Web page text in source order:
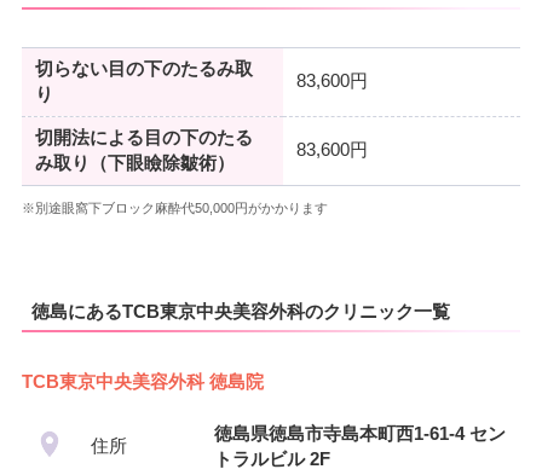
切らない目の下のたるみ取
り
83,600円
切開法による目の下のたる
み取り（下眼瞼除皺術）
83,600円
※別途眼窩下ブロック麻酔代50,000円がかかります
徳島にあるTCB東京中央美容外科のクリニック一覧
TCB東京中央美容外科 徳島院
住所
徳島県徳島市寺島本町西1-61-4 セン
トラルビル 2F